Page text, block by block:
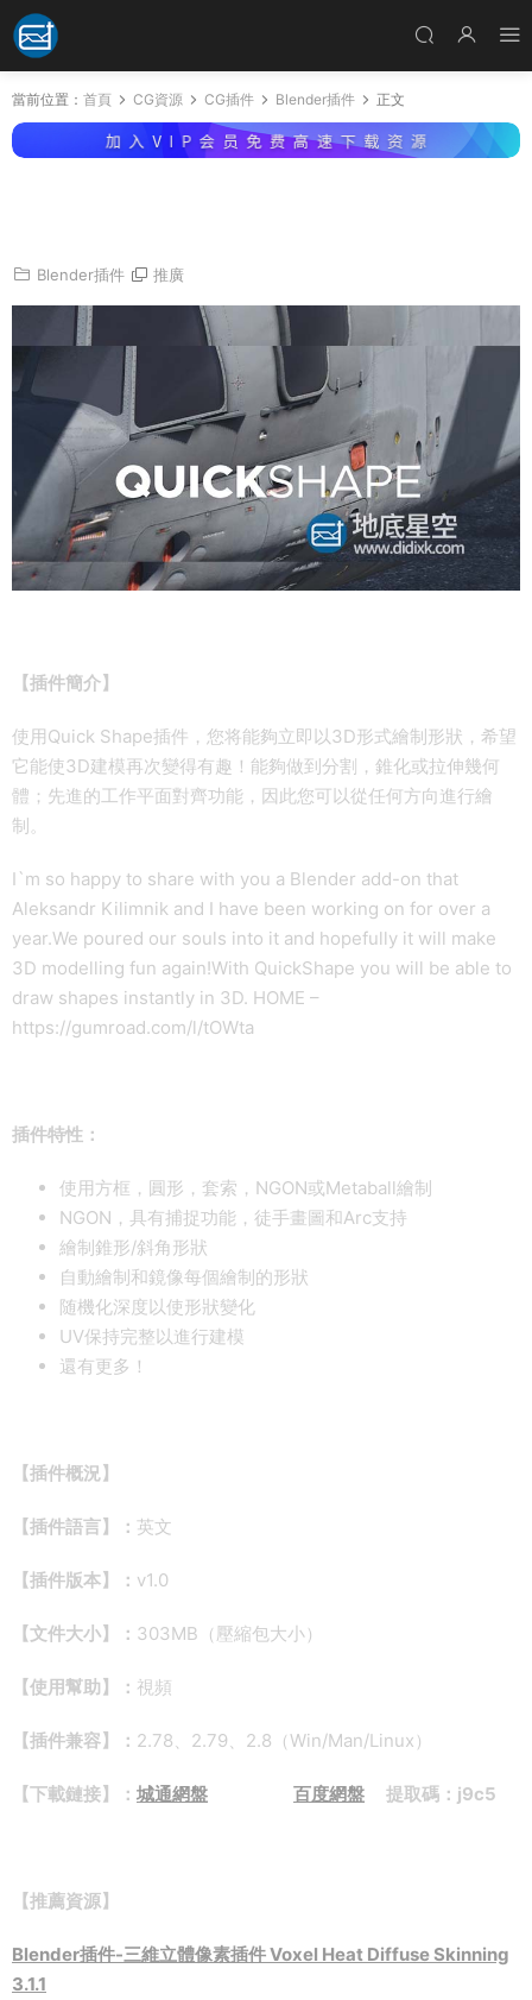
當前位置： 首頁 CG資源 CG插件 Blender插件 正文
Blender插件 推廣
【插件簡介】
使用Quick Shape插件，您将能夠立即以3D形式繪制形狀，希望
它能使3D建模再次變得有趣！能夠做到分割，錐化或拉伸幾何
體；先進的工作平面對齊功能，因此您可以從任何方向進行繪
制。
I`m so happy to share with you a Blender add-on that
Aleksandr Kilimnik and I have been working on for over a
year.We poured our souls into it and hopefully it will make
3D modelling fun again!With QuickShape you will be able to
draw shapes instantly in 3D. HOME –
https://gumroad.com/l/tOWta
插件特性：
使用方框，圓形，套索，NGON或Metaball繪制
NGON，具有捕捉功能，徒手畫圖和Arc支持
繪制錐形/斜角形狀
自動繪制和鏡像每個繪制的形狀
随機化深度以使形狀變化
UV保持完整以進行建模
還有更多！
【插件概況】
【插件語言】： 英文
【插件版本】： v1.0
【文件大小】： 303MB（壓縮包大小）
【使用幫助】： 視頻
【插件兼容】： 2.78、2.79、2.8（Win/Man/Linux）
【下載鏈接】： 城通網盤 百度網盤 提取碼：j9c5
【推薦資源】
Blender插件-三維立體像素插件 Voxel Heat Diffuse Skinning
3.1.1